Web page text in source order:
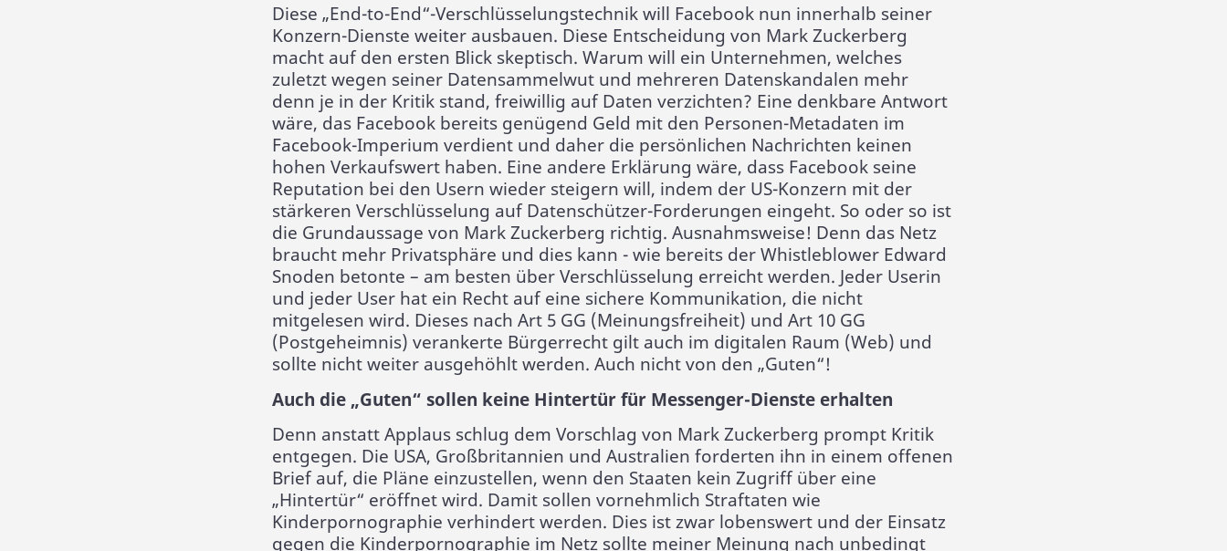
Diese „End-to-End“-Verschlüsselungstechnik will Facebook nun innerhalb seiner
Konzern-Dienste weiter ausbauen. Diese Entscheidung von Mark Zuckerberg
macht auf den ersten Blick skeptisch. Warum will ein Unternehmen, welches
zuletzt wegen seiner Datensammelwut und mehreren Datenskandalen mehr
denn je in der Kritik stand, freiwillig auf Daten verzichten? Eine denkbare Antwort
wäre, das Facebook bereits genügend Geld mit den Personen-Metadaten im
Facebook-Imperium verdient und daher die persönlichen Nachrichten keinen
hohen Verkaufswert haben. Eine andere Erklärung wäre, dass Facebook seine
Reputation bei den Usern wieder steigern will, indem der US-Konzern mit der
stärkeren Verschlüsselung auf Datenschützer-Forderungen eingeht. So oder so ist
die Grundaussage von Mark Zuckerberg richtig. Ausnahmsweise! Denn das Netz
braucht mehr Privatsphäre und dies kann - wie bereits der Whistleblower Edward
Snoden betonte – am besten über Verschlüsselung erreicht werden. Jeder Userin
und jeder User hat ein Recht auf eine sichere Kommunikation, die nicht
mitgelesen wird. Dieses nach Art 5 GG (Meinungsfreiheit) und Art 10 GG
(Postgeheimnis) verankerte Bürgerrecht gilt auch im digitalen Raum (Web) und
sollte nicht weiter ausgehöhlt werden. Auch nicht von den „Guten“!
Auch die „Guten“ sollen keine Hintertür für Messenger-Dienste erhalten
Denn anstatt Applaus schlug dem Vorschlag von Mark Zuckerberg prompt Kritik
entgegen. Die USA, Großbritannien und Australien forderten ihn in einem offenen
Brief auf, die Pläne einzustellen, wenn den Staaten kein Zugriff über eine
„Hintertür“ eröffnet wird. Damit sollen vornehmlich Straftaten wie
Kinderpornographie verhindert werden. Dies ist zwar lobenswert und der Einsatz
gegen die Kinderpornographie im Netz sollte meiner Meinung nach unbedingt